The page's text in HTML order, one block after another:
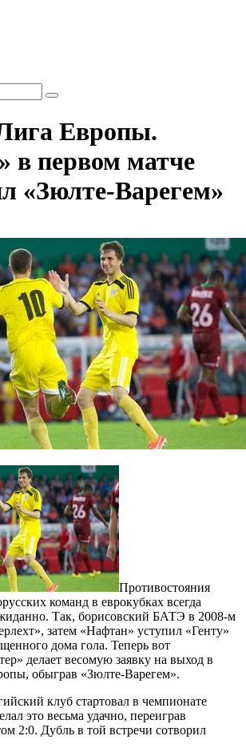
Европы.
в первом матче
«Зюлте-Варегем»
Противостояния
команд в еврокубках всегда
Так, борисовский БАТЭ в 2008-м
затем «Нафтан» уступил «Генту»
дома гола. Теперь вот
делает весомую заявку на выход в
обыграв «Зюлте-Варегем».
клуб стартовал в чемпионате
это весьма удачно, переиграв
2:0. Дубль в той встречи сотворил